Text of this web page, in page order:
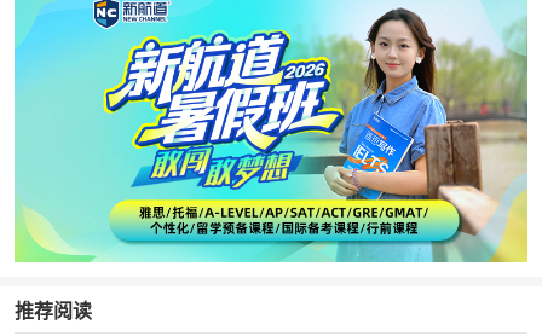
推荐阅读